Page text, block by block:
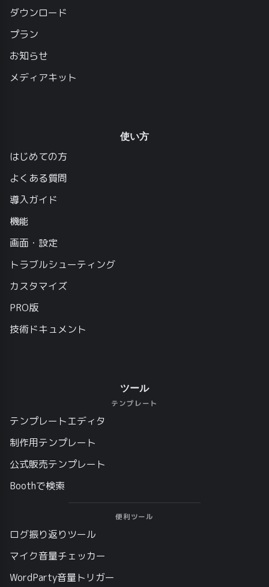
ダウンロード
プラン
お知らせ
メディアキット
使い方
はじめての方
よくある質問
導入ガイド
機能
画面・設定
トラブルシューティング
カスタマイズ
PRO版
技術ドキュメント
ツール
テンプレート
テンプレートエディタ
制作用テンプレート
公式販売テンプレート
Boothで検索
便利ツール
ログ振り返りツール
マイク音量チェッカー
WordParty音量トリガー